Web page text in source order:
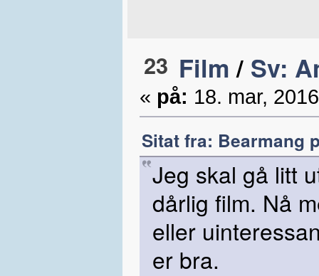
23 Film / Sv:
« på: 18. mar,
Sitat fra: Bearmang
Jeg skal gå litt
dårlig film. Nå
eller
er bra.